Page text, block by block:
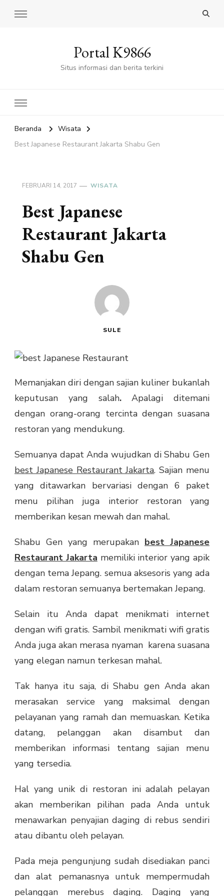
Portal K9866
Situs informasi dan berita terkini
Beranda
Wisata
Best Japanese Restaurant Jakarta Shabu Gen
FEBRUARI 14, 2017 WISATA
Best Japanese
Restaurant Jakarta
Shabu Gen
SULE
Memanjakan diri dengan sajian kuliner bukanlah
keputusan yang salah.Apalagi ditemani
dengan orang-orang tercinta dengan suasana
restoran yang mendukung.
Semuanya dapat Anda wujudkan di Shabu Gen
best Japanese Restaurant Jakarta. Sajian menu
yang ditawarkan bervariasi dengan 6 paket
menu pilihan juga interior restoran yang
memberikan kesan mewah dan mahal.
Shabu Gen yang merupakan best Japanese
Restaurant Jakarta memiliki interior yang apik
dengan tema Jepang. semua aksesoris yang ada
dalam restoran semuanya bertemakan Jepang.
Selain itu Anda dapat menikmati internet
dengan wifi gratis. Sambil menikmati wifi gratis
Anda juga akan merasa nyaman karena suasana
yang elegan namun terkesan mahal.
Tak hanya itu saja, di Shabu gen Anda akan
merasakan service yang maksimal dengan
pelayanan yang ramah dan memuaskan. Ketika
datang, pelanggan akan disambut dan
memberikan informasi tentang sajian menu
yang tersedia.
Hal yang unik di restoran ini adalah pelayan
akan memberikan pilihan pada Anda untuk
menawarkan penyajian daging di rebus sendiri
atau dibantu oleh pelayan.
Pada meja pengunjung sudah disediakan panci
dan alat pemanasnya untuk mempermudah
pelanggan merebus daging. Daging yang